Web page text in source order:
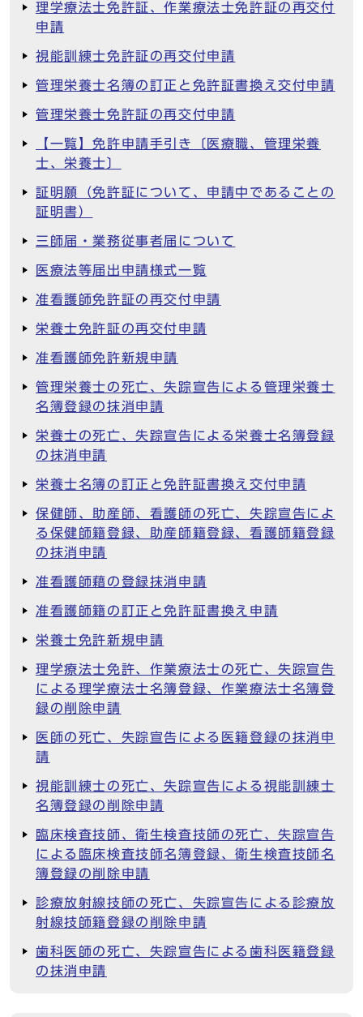
理学療法士免許証、作業療法士免許証の再交付
申請
視能訓練士免許証の再交付申請
管理栄養士名簿の訂正と免許証書換え交付申請
管理栄養士免許証の再交付申請
【一覧】免許申請手引き〔医療職、管理栄養
士、栄養士〕
証明願（免許証について、申請中であることの
証明書）
三師届・業務従事者届について
医療法等届出申請様式一覧
准看護師免許証の再交付申請
栄養士免許証の再交付申請
准看護師免許新規申請
管理栄養士の死亡、失踪宣告による管理栄養士
名簿登録の抹消申請
栄養士の死亡、失踪宣告による栄養士名簿登録
の抹消申請
栄養士名簿の訂正と免許証書換え交付申請
保健師、助産師、看護師の死亡、失踪宣告によ
る保健師籍登録、助産師籍登録、看護師籍登録
の抹消申請
准看護師藉の登録抹消申請
准看護師籍の訂正と免許証書換え申請
栄養士免許新規申請
理学療法士免許、作業療法士の死亡、失踪宣告
による理学療法士名簿登録、作業療法士名簿登
録の削除申請
医師の死亡、失踪宣告による医籍登録の抹消申
請
視能訓練士の死亡、失踪宣告による視能訓練士
名簿登録の削除申請
臨床検査技師、衛生検査技師の死亡、失踪宣告
による臨床検査技師名簿登録、衛生検査技師名
簿登録の削除申請
診療放射線技師の死亡、失踪宣告による診療放
射線技師籍登録の削除申請
歯科医師の死亡、失踪宣告による歯科医籍登録
の抹消申請